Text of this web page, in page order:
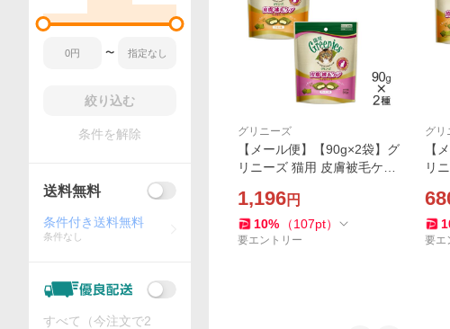
グリニーズ
【メール便】【90g×2袋】グ
リニーズ 猫用 皮膚被毛ケア
ト(猫・キャット)[正規品]
1,196円
10% （107pt）
要エントリー
グリ
【
リ
ト(
要エ
〜
絞り込む
条件を解除
送料無料
条件付き送料無料
条件なし
すべて（今注文で2